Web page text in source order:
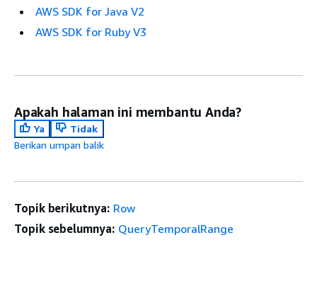
AWS SDK for Java V2
AWS SDK for Ruby V3
Apakah halaman ini membantu Anda?
Ya
Tidak
Berikan umpan balik
Topik berikutnya: Row
Topik sebelumnya: QueryTemporalRange